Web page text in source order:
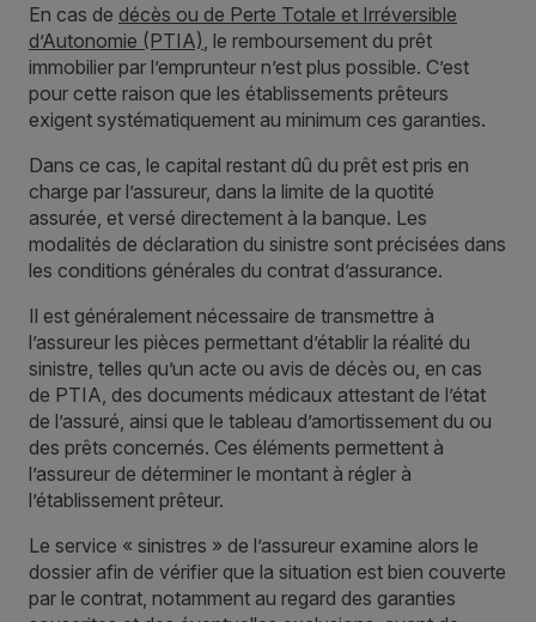
En cas de décès ou de Perte Totale et Irréversible
d’Autonomie (PTIA) , le remboursement du prêt
immobilier par l’emprunteur n’est plus possible. C’est
pour cette raison que les établissements prêteurs
exigent systématiquement au minimum ces garanties.
Dans ce cas, le capital restant dû du prêt est pris en
charge par l’assureur, dans la limite de la quotité
assurée, et versé directement à la banque. Les
modalités de déclaration du sinistre sont précisées dans
les conditions générales du contrat d’assurance.
Il est généralement nécessaire de transmettre à
l’assureur les pièces permettant d’établir la réalité du
sinistre, telles qu’un acte ou avis de décès ou, en cas
de PTIA, des documents médicaux attestant de l’état
de l’assuré, ainsi que le tableau d’amortissement du ou
des prêts concernés. Ces éléments permettent à
l’assureur de déterminer le montant à régler à
l’établissement prêteur.
Le service « sinistres » de l’assureur examine alors le
dossier afin de vérifier que la situation est bien couverte
par le contrat, notamment au regard des garanties